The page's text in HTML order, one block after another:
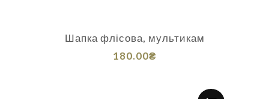
Шапка флісова, мультикам
180.00₴